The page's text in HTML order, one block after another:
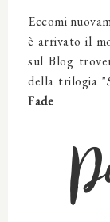
Eccomi
è arrivato il
sul Blog
della trilogia "
Fade